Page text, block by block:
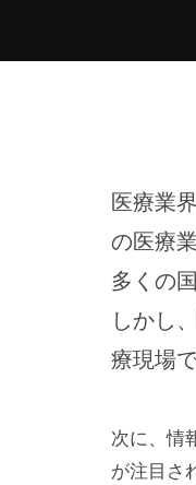
医療業
の医療
多くの
しかし
療現場
次に、情
が注目さ